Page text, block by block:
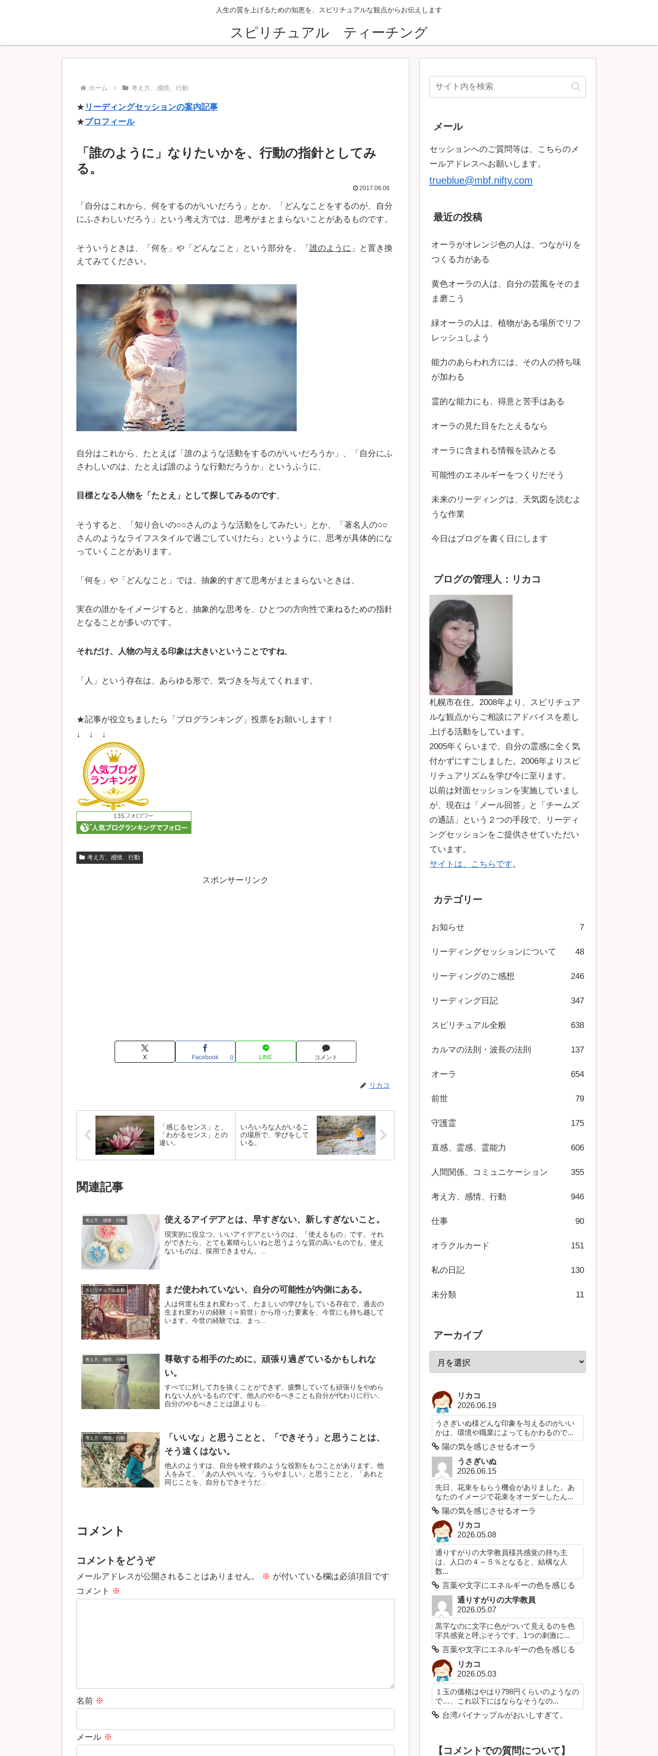
人生の質を上げるための知恵を、スピリチュアルな観点からお伝えします
スピリチュアル ティーチング
ホーム 考え方、感情、行動
★ リーディングセッションの案内記事
★プロフィール
「誰のように」なりたいかを、行動の指針としてみ
る。
2017.06.06
「自分はこれから、何をするのがいいだろう」とか、「どんなことをするのが、自分
にふさわしいだろう」という考え方では、思考がまとまらないことがあるものです。
そういうときは、「何を」や「どんなこと」という部分を、「 誰のように 」と置き換
えてみてください。
自分はこれから、たとえば「誰のような活動をするのがいいだろうか」、「自分にふ
さわしいのは、たとえば誰のような行動だろうか」というふうに、
目標となる人物を「たとえ」として探してみるのです。
そうすると、「知り合いの○○さんのような活動をしてみたい」とか、「著名人の○○
さんのようなライフスタイルで過ごしていけたら」というように、思考が具体的にな
っていくことがあります。
「何を」や「どんなこと」では、抽象的すぎて思考がまとまらないときは、
実在の誰かをイメージすると、抽象的な思考を、ひとつの方向性で束ねるための指針
となることが多いのです。
それだけ、人物の与える印象は大きいということですね。
「人」という存在は、あらゆる形で、気づきを与えてくれます。
★記事が役立ちましたら「ブログランキング」投票をお願いします！
↓ ↓ ↓
考え方、感情、行動
スポンサーリンク
X Facebook 0 LINE コメント
リカコ
「感じるセンス」と、
「わかるセンス」との
違い。
いろいろな人がいるこ
の場所で、学びをして
いる。
関連記事
考え方、感情、行動 使えるアイデアとは、早すぎない、新しすぎないこと。
現実的に役立つ、いいアイデアというのは、「使えるもの」です。それ
ができたら、とても素晴らしいねと思うような質の高いものでも、使え
ないものは、採用できません。...
スピリチュアル全般 まだ使われていない、自分の可能性が内側にある。
人は何度も生まれ変わって、たましいの学びをしている存在で、過去の
生まれ変わりの経験（＝前世）から培った要素を、今世にも持ち越して
います。今世の経験では、まっ...
考え方、感情、行動
尊敬する相手のために、頑張り過ぎているかもしれな
い。
すべてに対して力を抜くことができず、疲弊していても頑張りをやめら
れない人がいるものです。他人のやるべきことも自分が代わりに行い、
自分のやるべきことは誰よりも...
考え方、感情、行動
「いいな」と思うことと、「できそう」と思うことは、
そう遠くはない。
他人のようすは、自分を映す鏡のような役割をもつことがあります。他
人をみて、「あの人やいいな、うらやましい」と思うことと、「あれと
同じことを、自分もできそうだ...
コメント
コメントをどうぞ
メールアドレスが公開されることはありません。 ※ が付いている欄は必須項目です
コメント ※
名前 ※
メール ※
メール
セッションへのご質問等は、こちらのメ
ールアドレスへお願いします。
trueblue@mbf.nifty.com
最近の投稿
オーラがオレンジ色の人は、つながりを
つくる力がある
黄色オーラの人は、自分の芸風をそのま
ま磨こう
緑オーラの人は、植物がある場所でリフ
レッシュしよう
能力のあらわれ方には、その人の持ち味
が加わる
霊的な能力にも、得意と苦手はある
オーラの見た目をたとえるなら
オーラに含まれる情報を読みとる
可能性のエネルギーをつくりだそう
未来のリーディングは、天気図を読むよ
うな作業
今日はブログを書く日にします
ブログの管理人：リカコ
札幌市在住。2008年より、スピリチュア
ルな観点からご相談にアドバイスを差し
上げる活動をしています。
2005年くらいまで、自分の霊感に全く気
付かずにすごしました。2006年よりスピ
リチュアリズムを学び今に至ります。
以前は対面セッションを実施していまし
が、現在は「メール回答」と「チームズ
の通話」という２つの手段で、リーディ
ングセッションをご提供させていただい
ています。
サイトは、こちらです。
カテゴリー
お知らせ 7
リーディングセッションについて 48
リーディングのご感想 246
リーディング日記 347
スピリチュアル全般 638
カルマの法則・波長の法則 137
オーラ 654
前世 79
守護霊 175
直感、霊感、霊能力 606
人間関係、コミュニケーション 355
考え方、感情、行動 946
仕事 90
オラクルカード 151
私の日記 130
未分類 11
アーカイブ
リカコ
2026.06.19
うさぎいぬ様どんな印象を与えるのがいい
かは、環境や職業によってもかわるので...
陽の気を感じさせるオーラ
うさぎいぬ
2026.06.15
先日、花束をもらう機会がありました。あ
なたのイメージで花束をオーダーしたん...
陽の気を感じさせるオーラ
リカコ
2026.05.08
通りすがりの大学教員様共感覚の持ち主
は、人口の４～５％となると、結構な人
数...
言葉や文字にエネルギーの色を感じる
通りすがりの大学教員
2026.05.07
黒字なのに文字に色がついて見えるのを色
字共感覚と呼ぶそうです。1つの刺激に...
言葉や文字にエネルギーの色を感じる
リカコ
2026.05.03
１玉の価格はやはり798円くらいのようなの
で…、これ以下にはならなそうなの...
台湾パイナップルがおいしすぎて。
【コメントでの質問について】